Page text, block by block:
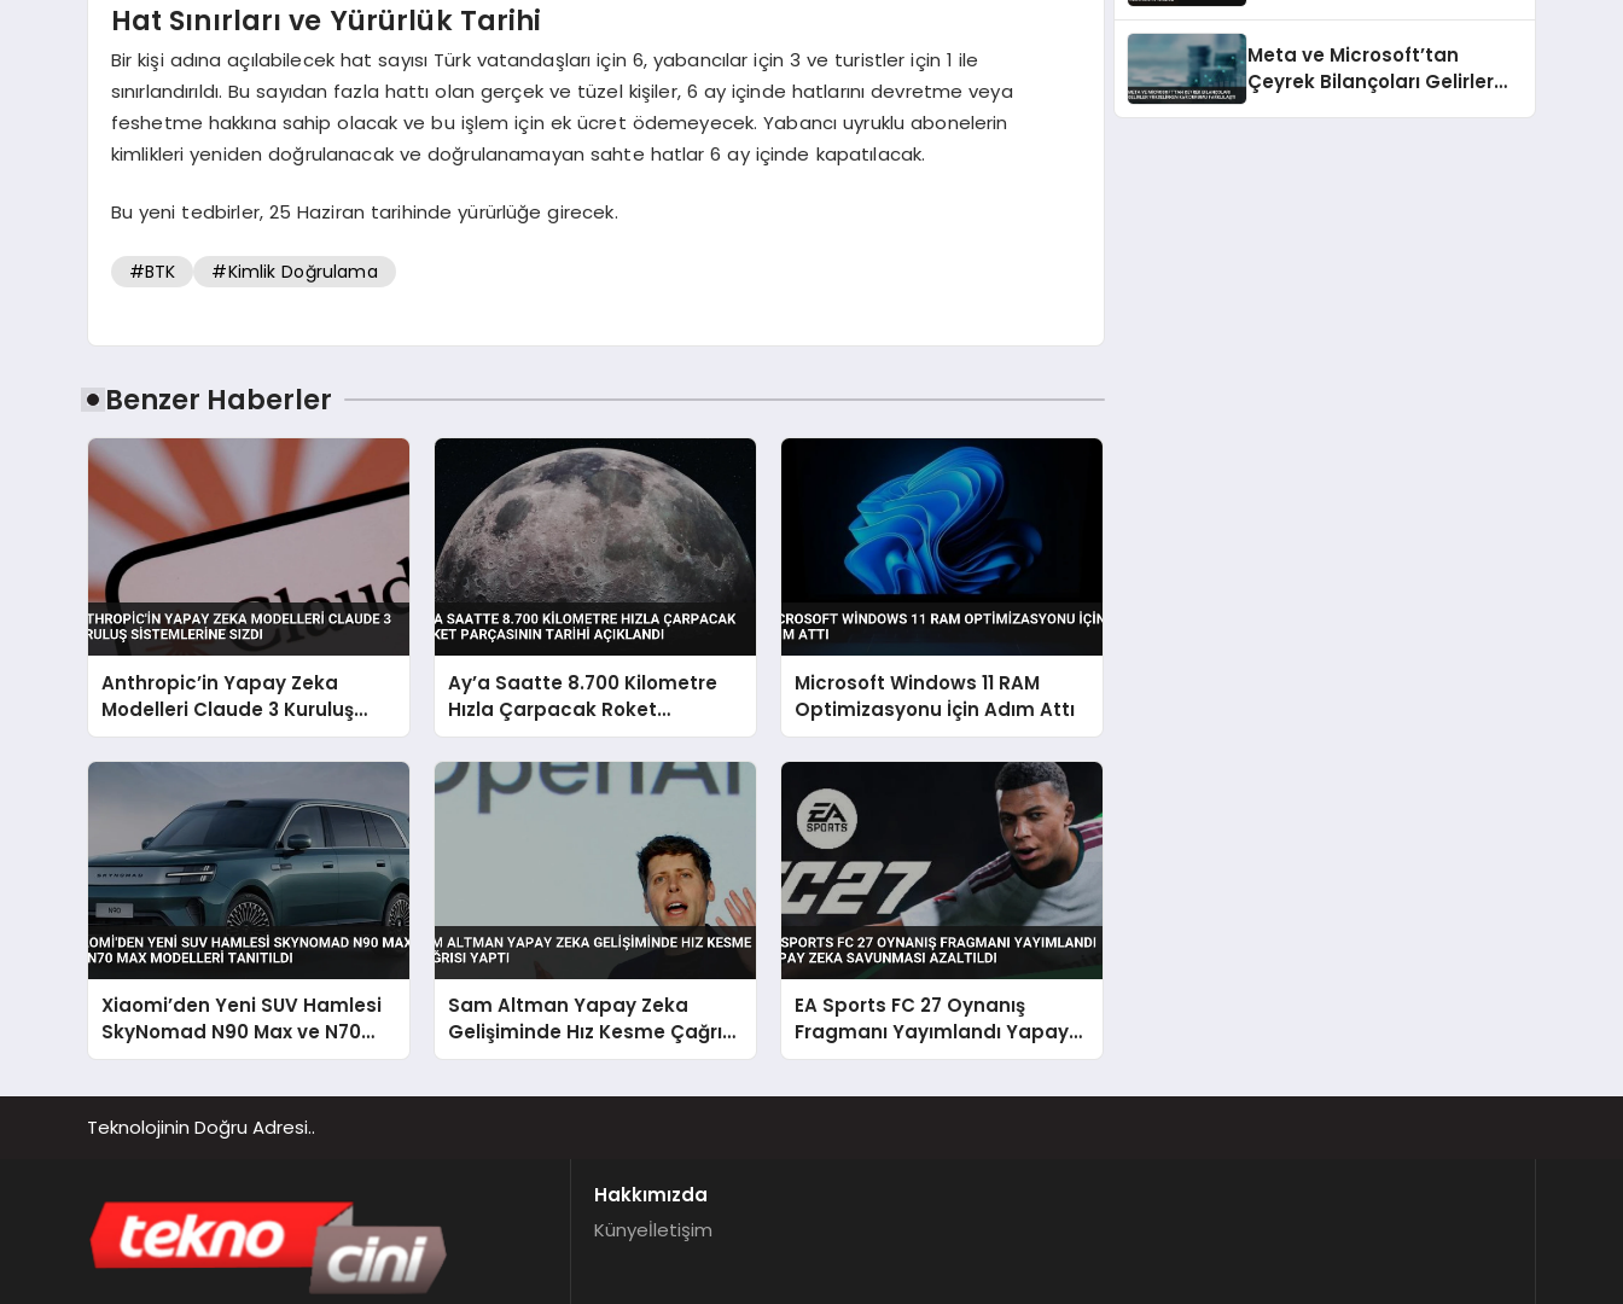
Hat Sınırları ve Yürürlük Tarihi
Bir kişi adına açılabilecek hat sayısı Türk vatandaşları için 6, yabancılar için 3 ve turistler için 1 ile
sınırlandırıldı. Bu sayıdan fazla hattı olan gerçek ve tüzel kişiler, 6 ay içinde hatlarını devretme veya
feshetme hakkına sahip olacak ve bu işlem için ek ücret ödemeyecek. Yabancı uyruklu abonelerin
kimlikleri yeniden doğrulanacak ve doğrulanamayan sahte hatlar 6 ay içinde kapatılacak.
Bu yeni tedbirler, 25 Haziran tarihinde yürürlüğe girecek.
#BTK #Kimlik Doğrulama
Benzer Haberler
Anthropic’in Yapay Zeka
Modelleri Claude 3 Kuruluş
Sistemlerine Sızdı
Ay’a Saatte 8.700 Kilometre
Hızla Çarpacak Roket
Parçasının Tarihi Açıklandı
Microsoft Windows 11 RAM
Optimizasyonu İçin Adım Attı
Xiaomi’den Yeni SUV Hamlesi
SkyNomad N90 Max ve N70
Max Modelleri Tanıtıldı
Sam Altman Yapay Zeka
Gelişiminde Hız Kesme Çağrısı
Yaptı
EA Sports FC 27 Oynanış
Fragmanı Yayımlandı Yapay
Zeka Savunması Azaltıldı
Yaratmaya Yakınız
Meta ve Microsoft’tan
Çeyrek Bilançoları Gelirler
Teknolojinin Doğru Adresi..
Hakkımızda
Künyeİletişim